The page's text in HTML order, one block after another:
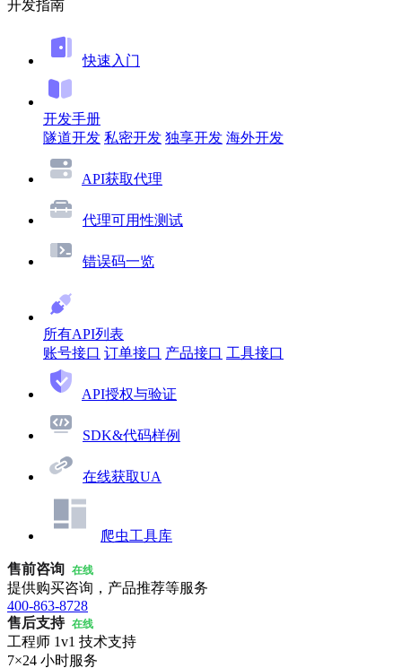
开发指南
快速入门
开发手册
隧道开发 私密开发 独享开发 海外开发
API获取代理
代理可用性测试
错误码一览
所有API列表
账号接口 订单接口 产品接口 工具接口
API授权与验证
SDK&代码样例
在线获取UA
爬虫工具库
售前咨询 在线
提供购买咨询，产品推荐等服务
400-863-8728
售后支持 在线
工程师 1v1 技术支持
7×24 小时服务